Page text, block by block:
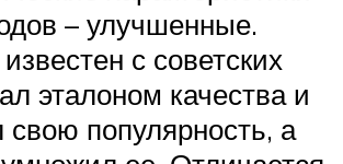
– улучшенные.
с советских
эталоном качества и
свою популярность, а